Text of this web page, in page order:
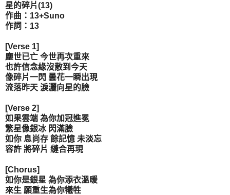
星的碎片(13)
作曲：13+Suno
作詞：13
[Verse 1]
塵世已亡 今世再次重來
也許信念緣沒散到今天
像碎片一閃 曇花一瞬出現
流落昨天 淚灑向星的臉
[Verse 2]
如果雲端 為你加冠進冕
繁星像銀冰 閃滿臉
如你 息尚存 餘記憶 未淡忘
容許 將碎片 縫合再現
[Chorus]
如你是銀星 為你添衣溫暖
來生 願重生為你犧牲